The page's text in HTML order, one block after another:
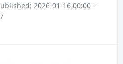
2026-01-16 00:00 –